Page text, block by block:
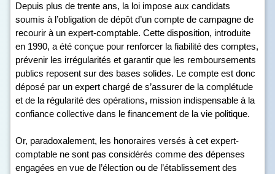
Depuis plus de trente ans, la loi impose aux candidats
soumis à l’obligation de dépôt d’un compte de campagne de
recourir à un expert-comptable. Cette disposition, introduite
en 1990, a été conçue pour renforcer la fiabilité des comptes,
prévenir les irrégularités et garantir que les remboursements
publics reposent sur des bases solides. Le compte est donc
déposé par un expert chargé de s’assurer de la complétude
et de la régularité des opérations, mission indispensable à la
confiance collective dans le financement de la vie politique.
Or, paradoxalement, les honoraires versés à cet expert-
comptable ne sont pas considérés comme des dépenses
engagées en vue de l’élection ou de l’établissement des